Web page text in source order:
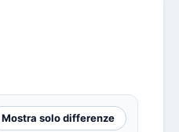
Mostra solo differenze